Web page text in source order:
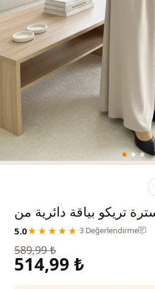
5.0★★★★★ ·3 Değerlendirme
589,99 ₺
514,99 ₺